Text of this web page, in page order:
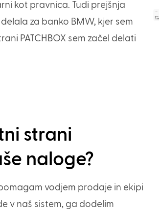
kot pravnica. Tudi prejšnja
za banko BMW, kjer sem
PATCHBOX sem začel delati
strani
naloge?
vodjem prodaje in ekipi
v naš sistem, ga dodelim